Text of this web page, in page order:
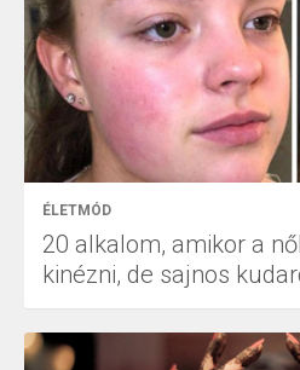
ÉLETMÓD
20 alkalom, amikor a
kinézni, de sajnos